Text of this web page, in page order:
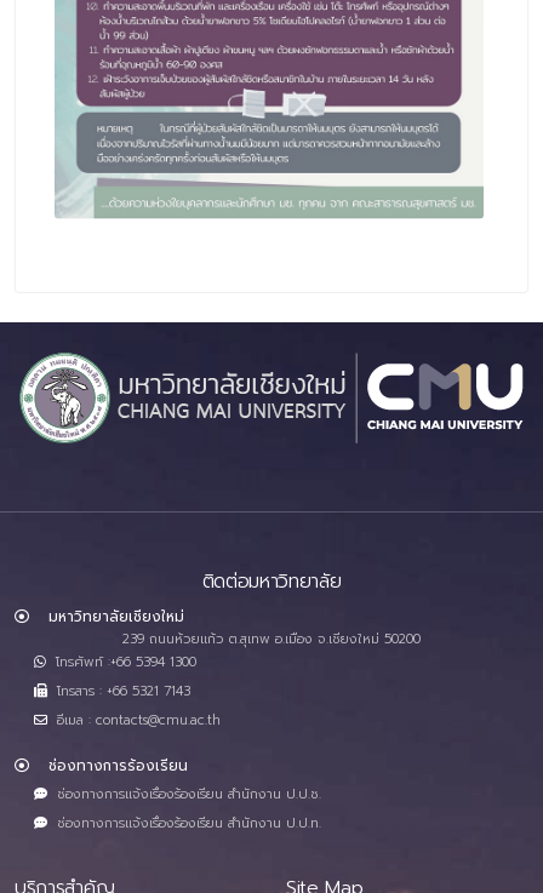
ติดต่อมหาวิทยาลัย
มหาวิทยาลัยเชียงใหม่
239 ถนนห้วยแก้ว ต.สุเทพ อ.เมือง จ.เชียงใหม่ 50200
โทรศัพท์ :+66 5394 1300
โทรสาร : +66 5321 7143
อีเมล : contacts@cmu.ac.th
ช่องทางการร้องเรียน
ช่องทางการแจ้งเรื่องร้องเรียน สำนักงาน ป.ป.ช.
ช่องทางการแจ้งเรื่องร้องเรียน สำนักงาน ป.ป.ท.